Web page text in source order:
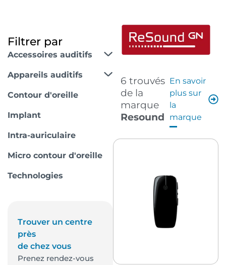
Filtrer par
Accessoires auditifs
Appareils auditifs
Contour d'oreille
Implant
Intra-auriculaire
Micro contour d'oreille
Technologies
Trouver un centre
près
de chez vous
Prenez rendez-vous
6 trouvés
de la
marque
Resound
En savoir
plus sur
la
marque